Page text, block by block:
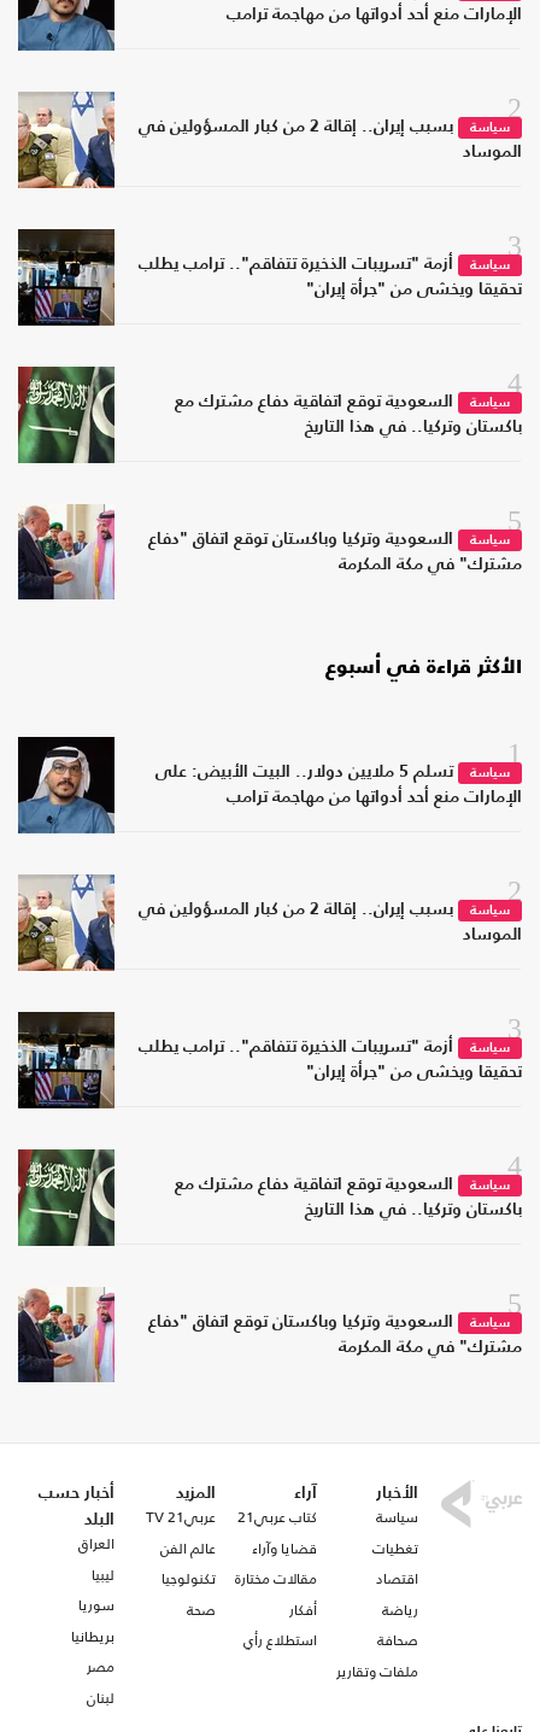
الإمارات منع أحد أدواتها من مهاجمة ترامب
2
سياسة
بسبب إيران.. إقالة 2 من كبار المسؤولين في
الموساد
3
سياسة
أزمة "تسريبات الذخيرة تتفاقم".. ترامب يطلب
تحقيقا ويخشى من "جرأة إيران"
4
سياسة
السعودية توقع اتفاقية دفاع مشترك مع
باكستان وتركيا.. في هذا التاريخ
5
سياسة
السعودية وتركيا وباكستان توقع اتفاق "دفاع
مشترك" في مكة المكرمة
الأكثر قراءة في أسبوع
1
سياسة
تسلم 5 ملايين دولار.. البيت الأبيض: على
الإمارات منع أحد أدواتها من مهاجمة ترامب
2
سياسة
بسبب إيران.. إقالة 2 من كبار المسؤولين في
الموساد
3
سياسة
أزمة "تسريبات الذخيرة تتفاقم".. ترامب يطلب
تحقيقا ويخشى من "جرأة إيران"
4
سياسة
السعودية توقع اتفاقية دفاع مشترك مع
باكستان وتركيا.. في هذا التاريخ
5
سياسة
السعودية وتركيا وباكستان توقع اتفاق "دفاع
مشترك" في مكة المكرمة
الأخبار
سياسة
تغطيات
اقتصاد
رياضة
صحافة
ملفات وتقارير
آراء
كتاب عربي21
قضايا وآراء
مقالات مختارة
أفكار
استطلاع رأي
المزيد
عربي21 TV
عالم الفن
تكنولوجيا
صحة
أخبار حسب
البلد
العراق
ليبيا
سوريا
بريطانيا
مصر
لبنان